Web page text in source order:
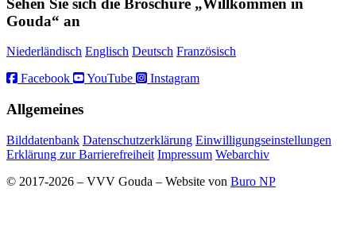
Gouda“ an
Niederländisch Englisch Deutsch Französisch
Facebook
YouTube Instagram
Allgemeines
Bilddatenbank Datenschutzerklärung Einwilligungseinstellungen
Erklärung zur Barrierefreiheit Impressum Webarchiv
© 2017-2026 – VVV Gouda – Website von Buro NP